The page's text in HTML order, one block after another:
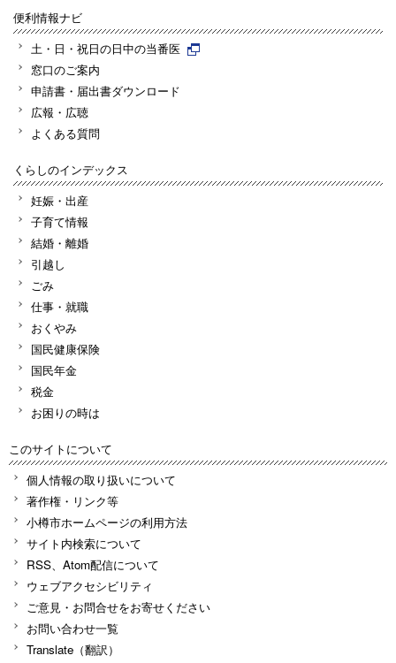
便利情報ナビ
土・日・祝日の日中の当番医
窓口のご案内
申請書・届出書ダウンロード
広報・広聴
よくある質問
くらしのインデックス
妊娠・出産
子育て情報
結婚・離婚
引越し
ごみ
仕事・就職
おくやみ
国民健康保険
国民年金
税金
お困りの時は
このサイトについて
個人情報の取り扱いについて
著作権・リンク等
小樽市ホームページの利用方法
サイト内検索について
RSS、Atom配信について
ウェブアクセシビリティ
ご意見・お問合せをお寄せください
お問い合わせ一覧
Translate（翻訳）